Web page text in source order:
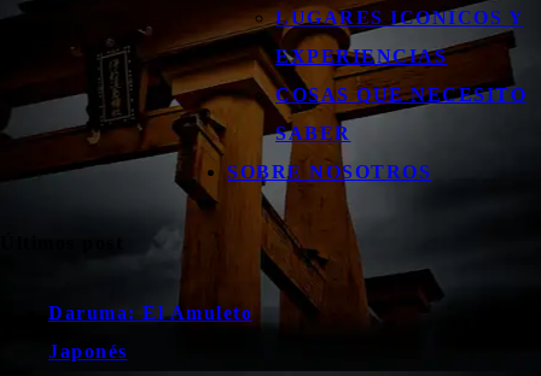
LUGARES ICONICOS Y
EXPERIENCIAS
COSAS QUE NECESITO
SABER
SOBRE NOSOTROS
Daruma: El Amuleto
Japonés